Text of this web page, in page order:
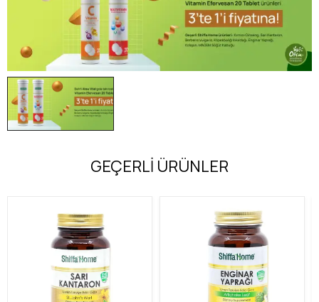
GEÇERLİ ÜRÜNLER